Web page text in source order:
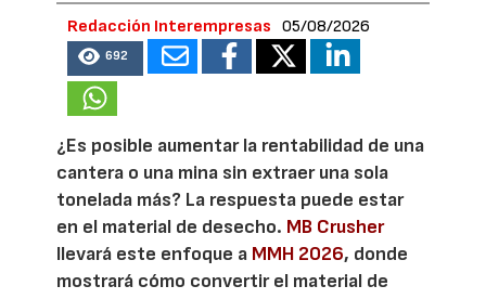
Redacción Interempresas 05/08/2026
692
¿Es posible aumentar la rentabilidad de una
cantera o una mina sin extraer una sola
tonelada más? La respuesta puede estar
en el material de desecho. MB Crusher
llevará este enfoque a MMH 2026, donde
mostrará cómo convertir el material de